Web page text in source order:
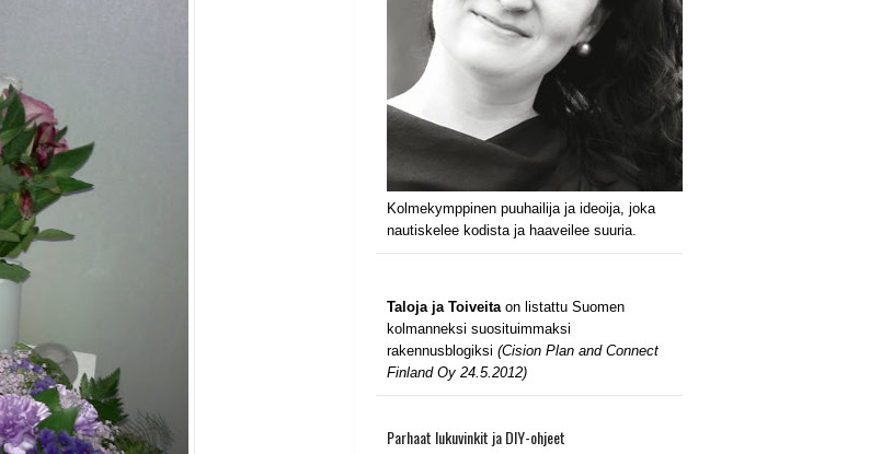
Kolmekymppinen puuhailija ja ideoija, joka
nautiskelee kodista ja haaveilee suuria.
Taloja ja Toiveitaon listattu Suomen
kolmanneksi suosituimmaksi
rakennusblogiksi (Cision Plan and Connect
Finland Oy 24.5.2012)
Parhaat lukuvinkit ja DIY-ohjeet